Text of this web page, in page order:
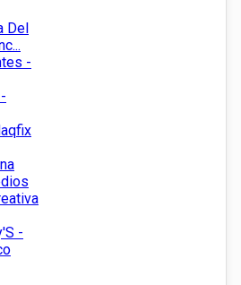
Del
-
-